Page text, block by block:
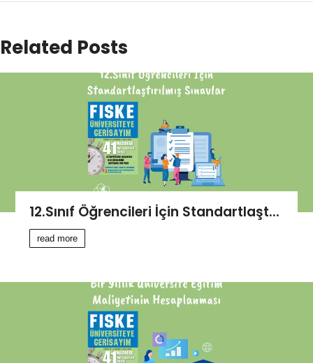
Related Posts
12.Sınıf Öğrencileri İçin Standartlaşt...
read more